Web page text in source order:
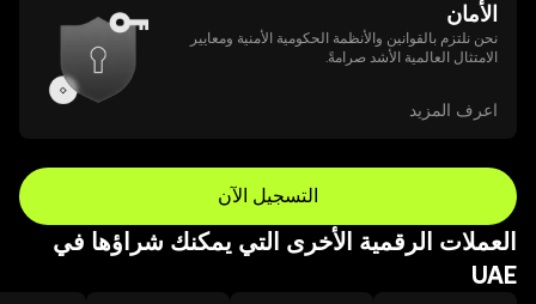
الأمان
نحن نلتزم بالقوانين والأنظمة الحكومية الأمنية ومعايير
الامتثال العالمية الأشد صرامةً.
اعرف المزيد
التسجيل الآن
العملات الرقمية الأخرى التي يمكنك شراؤها في
UAE